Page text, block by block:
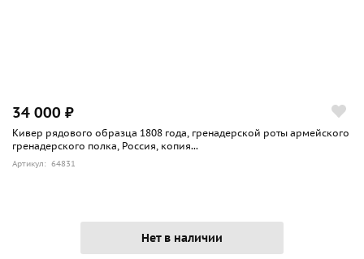
34 000 ₽
Кивер рядового образца 1808 года, гренадерской роты армейского
гренадерского полка, Россия, копия...
Артикул: 64831
Нет в наличии